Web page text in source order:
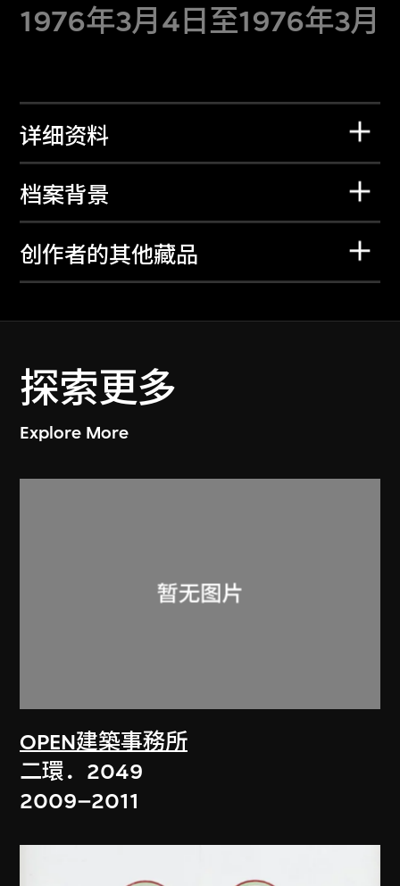
1976年3月4日至1976年3月
详细资料
档案背景
创作者的其他藏品
探索更多
Explore More
OPEN建築事務所
二環．2049
2009–2011